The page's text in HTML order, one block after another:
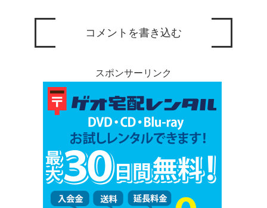
コメントを書き込む
スポンサーリンク